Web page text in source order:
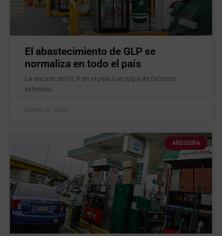
El abastecimiento de GLP se
normaliza en todo el país
La escaze del GLP en el país fue culpa de factores
externos.
agosto 17, 2023
AREQUIPA